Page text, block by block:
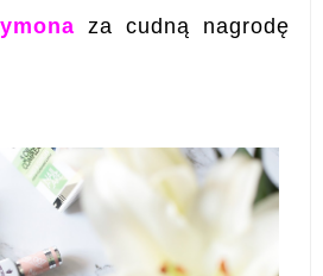
za cudną nagrodę